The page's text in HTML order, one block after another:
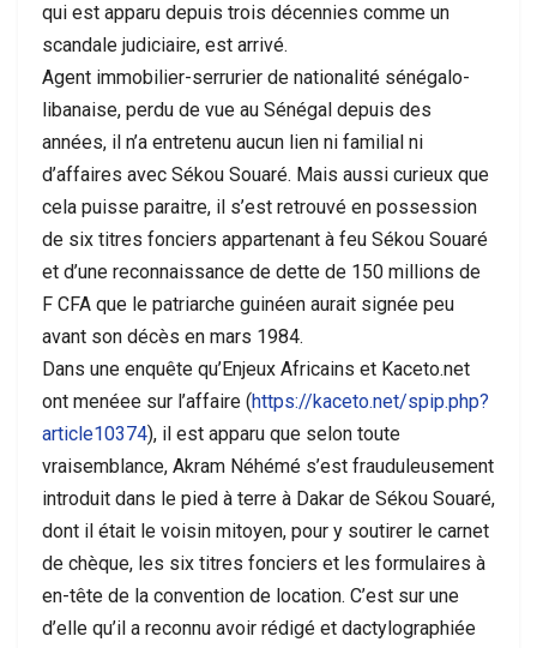
qui est apparu depuis trois décennies comme un
scandale judiciaire, est arrivé.
Agent immobilier-serrurier de nationalité sénégalo-
libanaise, perdu de vue au Sénégal depuis des
années, il n’a entretenu aucun lien ni familial ni
d’affaires avec Sékou Souaré. Mais aussi curieux que
cela puisse paraitre, il s’est retrouvé en possession
de six titres fonciers appartenant à feu Sékou Souaré
et d’une reconnaissance de dette de 150 millions de
F CFA que le patriarche guinéen aurait signée peu
avant son décès en mars 1984.
Dans une enquête qu’Enjeux Africains et Kaceto.net
ont menéee sur l’affaire (https://kaceto.net/spip.php?
article10374), il est apparu que selon toute
vraisemblance, Akram Néhémé s’est frauduleusement
introduit dans le pied à terre à Dakar de Sékou Souaré,
dont il était le voisin mitoyen, pour y soutirer le carnet
de chèque, les six titres fonciers et les formulaires à
en-tête de la convention de location. C’est sur une
d’elle qu’il a reconnu avoir rédigé et dactylographiée